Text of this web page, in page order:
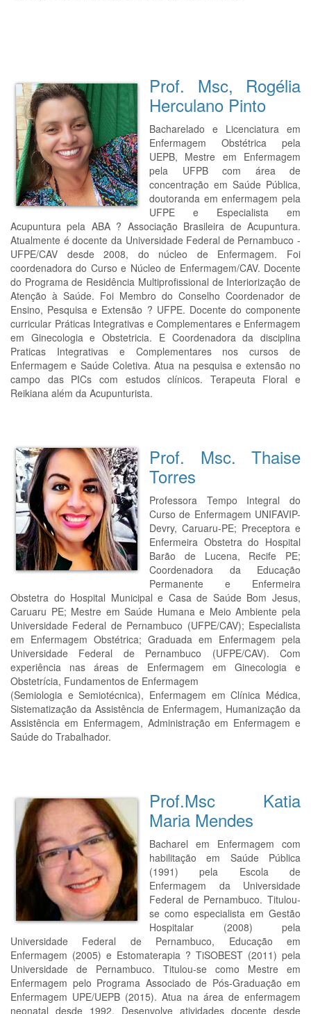
Prof. Msc, Rogélia
Herculano Pinto
Bacharelado e Licenciatura em
Enfermagem Obstétrica pela
UEPB, Mestre em Enfermagem
pela UFPB com área de
concentração em Saúde Pública,
doutoranda em enfermagem pela
UFPE e Especialista em
Acupuntura pela ABA ? Associação Brasileira de Acupuntura.
Atualmente é docente da Universidade Federal de Pernambuco -
UFPE/CAV desde 2008, do núcleo de Enfermagem. Foi
coordenadora do Curso e Núcleo de Enfermagem/CAV. Docente
do Programa de Residência Multiprofissional de Interiorização de
Atenção à Saúde. Foi Membro do Conselho Coordenador de
Ensino, Pesquisa e Extensão ? UFPE. Docente do componente
curricular Práticas Integrativas e Complementares e Enfermagem
em Ginecologia e Obstetricia. E Coordenadora da disciplina
Praticas Integrativas e Complementares nos cursos de
Enfermagem e Saúde Coletiva. Atua na pesquisa e extensão no
campo das PICs com estudos clínicos. Terapeuta Floral e
Reikiana além da Acupunturista.
Prof. Msc. Thaise
Torres
Professora Tempo Integral do
Curso de Enfermagem UNIFAVIP-
Devry, Caruaru-PE; Preceptora e
Enfermeira Obstetra do Hospital
Barão de Lucena, Recife PE;
Coordenadora da Educação
Permanente e Enfermeira
Obstetra do Hospital Municipal e Casa de Saúde Bom Jesus,
Caruaru PE; Mestre em Saúde Humana e Meio Ambiente pela
Universidade Federal de Pernambuco (UFPE/CAV); Especialista
em Enfermagem Obstétrica; Graduada em Enfermagem pela
Universidade Federal de Pernambuco (UFPE/CAV). Com
experiência nas áreas de Enfermagem em Ginecologia e
Obstetrícia, Fundamentos de Enfermagem
(Semiologia e Semiotécnica), Enfermagem em Clínica Médica,
Sistematização da Assistência de Enfermagem, Humanização da
Assistência em Enfermagem, Administração em Enfermagem e
Saúde do Trabalhador.
Prof.Msc Katia
Maria Mendes
Bacharel em Enfermagem com
habilitação em Saúde Pública
(1991) pela Escola de
Enfermagem da Universidade
Federal de Pernambuco. Titulou-
se como especialista em Gestão
Hospitalar (2008) pela
Universidade Federal de Pernambuco, Educação em
Enfermagem (2005) e Estomaterapia ? TiSOBEST (2011) pela
Universidade de Pernambuco. Titulou-se como Mestre em
Enfermagem pelo Programa Associado de Pós-Graduação em
Enfermagem UPE/UEPB (2015). Atua na área de enfermagem
neonatal desde 1992. Desenvolve atividades docente desde